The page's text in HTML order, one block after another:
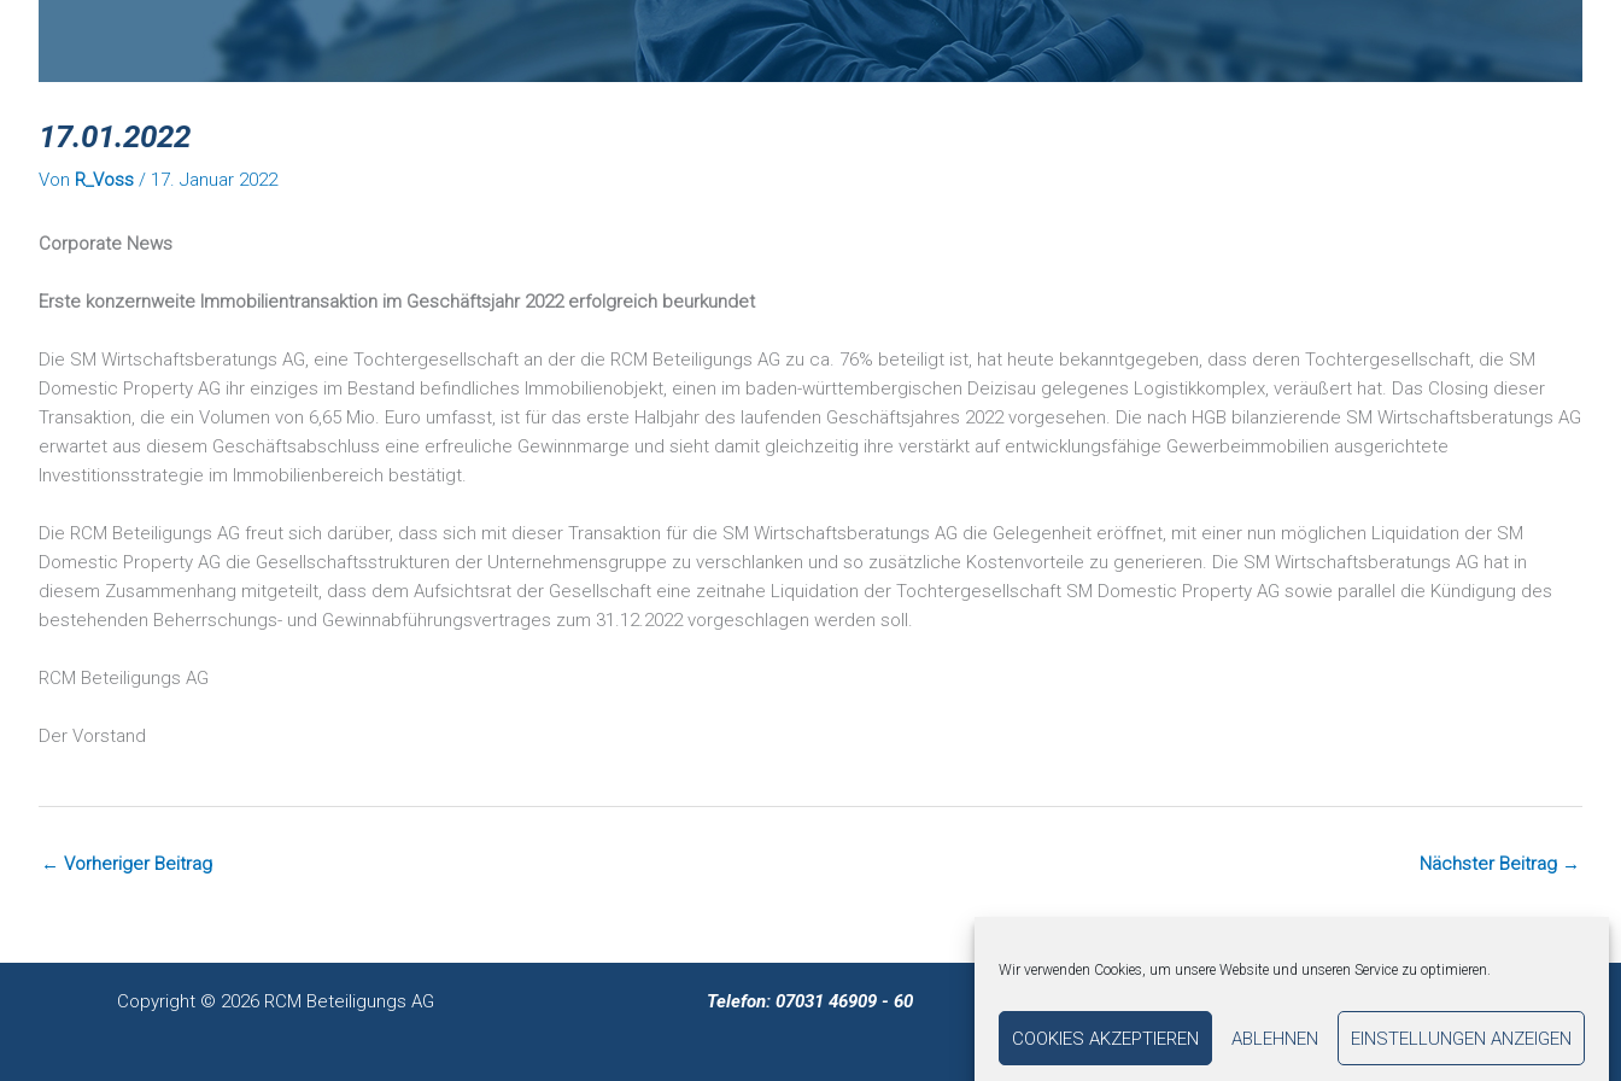
Wir verwenden Cookies, um unsere Website und unseren Service zu optimieren.
COOKIES AKZEPTIEREN ABLEHNEN EINSTELLUNGEN ANZEIGEN
17.01.2022
Von R_Voss / 17. Januar 2022
Corporate News
Erste konzernweite Immobilientransaktion im Geschäftsjahr 2022 erfolgreich beurkundet
Die SM Wirtschaftsberatungs AG, eine Tochtergesellschaft an der die RCM Beteiligungs AG zu ca. 76% beteiligt ist, hat heute bekanntgegeben, dass deren Tochtergesellschaft, die SM
Domestic Property AG ihr einziges im Bestand befindliches Immobilienobjekt, einen im baden-württembergischen Deizisau gelegenes Logistikkomplex, veräußert hat. Das Closing dieser
Transaktion, die ein Volumen von 6,65 Mio. Euro umfasst, ist für das erste Halbjahr des laufenden Geschäftsjahres 2022 vorgesehen. Die nach HGB bilanzierende SM Wirtschaftsberatungs AG
erwartet aus diesem Geschäftsabschluss eine erfreuliche Gewinnmarge und sieht damit gleichzeitig ihre verstärkt auf entwicklungsfähige Gewerbeimmobilien ausgerichtete
Investitionsstrategie im Immobilienbereich bestätigt.
Die RCM Beteiligungs AG freut sich darüber, dass sich mit dieser Transaktion für die SM Wirtschaftsberatungs AG die Gelegenheit eröffnet, mit einer nun möglichen Liquidation der SM
Domestic Property AG die Gesellschaftsstrukturen der Unternehmensgruppe zu verschlanken und so zusätzliche Kostenvorteile zu generieren. Die SM Wirtschaftsberatungs AG hat in
diesem Zusammenhang mitgeteilt, dass dem Aufsichtsrat der Gesellschaft eine zeitnahe Liquidation der Tochtergesellschaft SM Domestic Property AG sowie parallel die Kündigung des
bestehenden Beherrschungs- und Gewinnabführungsvertrages zum 31.12.2022 vorgeschlagen werden soll.
RCM Beteiligungs AG
Der Vorstand
← Vorheriger Beitrag Nächster Beitrag →
Copyright © 2026 RCM Beteiligungs AG Telefon: 07031 46909 - 60
Barrierefreiheit